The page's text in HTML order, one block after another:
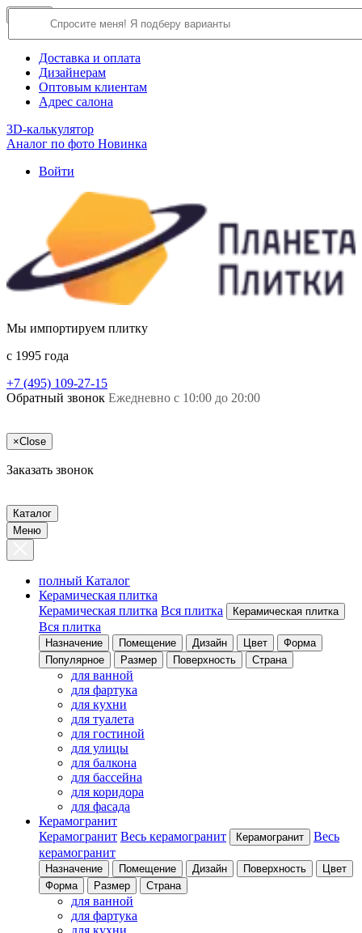
О компании
Доставка и оплата
Дизайнерам
Оптовым клиентам
Адрес салона
3D-калькулятор
Аналог по фото Новинка
Войти
Мы импортируем плитку
c 1995 года
+7 (495) 109-27-15
Обратный звонок Ежедневно с 10:00 до 20:00
×Close
Заказать звонок
Каталог
Меню
полный Каталог
Керамическая плитка
Керамическая плитка Вся плитка Керамическая плитка
Вся плитка
Назначение Помещение Дизайн Цвет
Форма
Популярное
Размер Поверхность Страна
для ванной
для фартука
для кухни
для туалета
для гостиной
для улицы
для балкона
для бассейна
для коридора
для фасада
Керамогранит
Керамогранит Весь керамогранит Керамогранит
Весь
керамогранит
Назначение Помещение Дизайн Поверхность
Цвет
Форма
Размер Страна
для ванной
для фартука
для кухни